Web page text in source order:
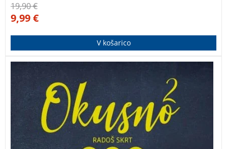
19,90€
9,99€
V košarico
Več kot sto okusnih in preprostih jedi. Rdeča nit
receptov je hitra in preprosta priprava jedi iz sestavin,
ki jih je mogoče kupiti v slovenskih trgovinah. Večina
receptov je opremljenih tudi s fotografijami postopkov
priprave določene jedi.